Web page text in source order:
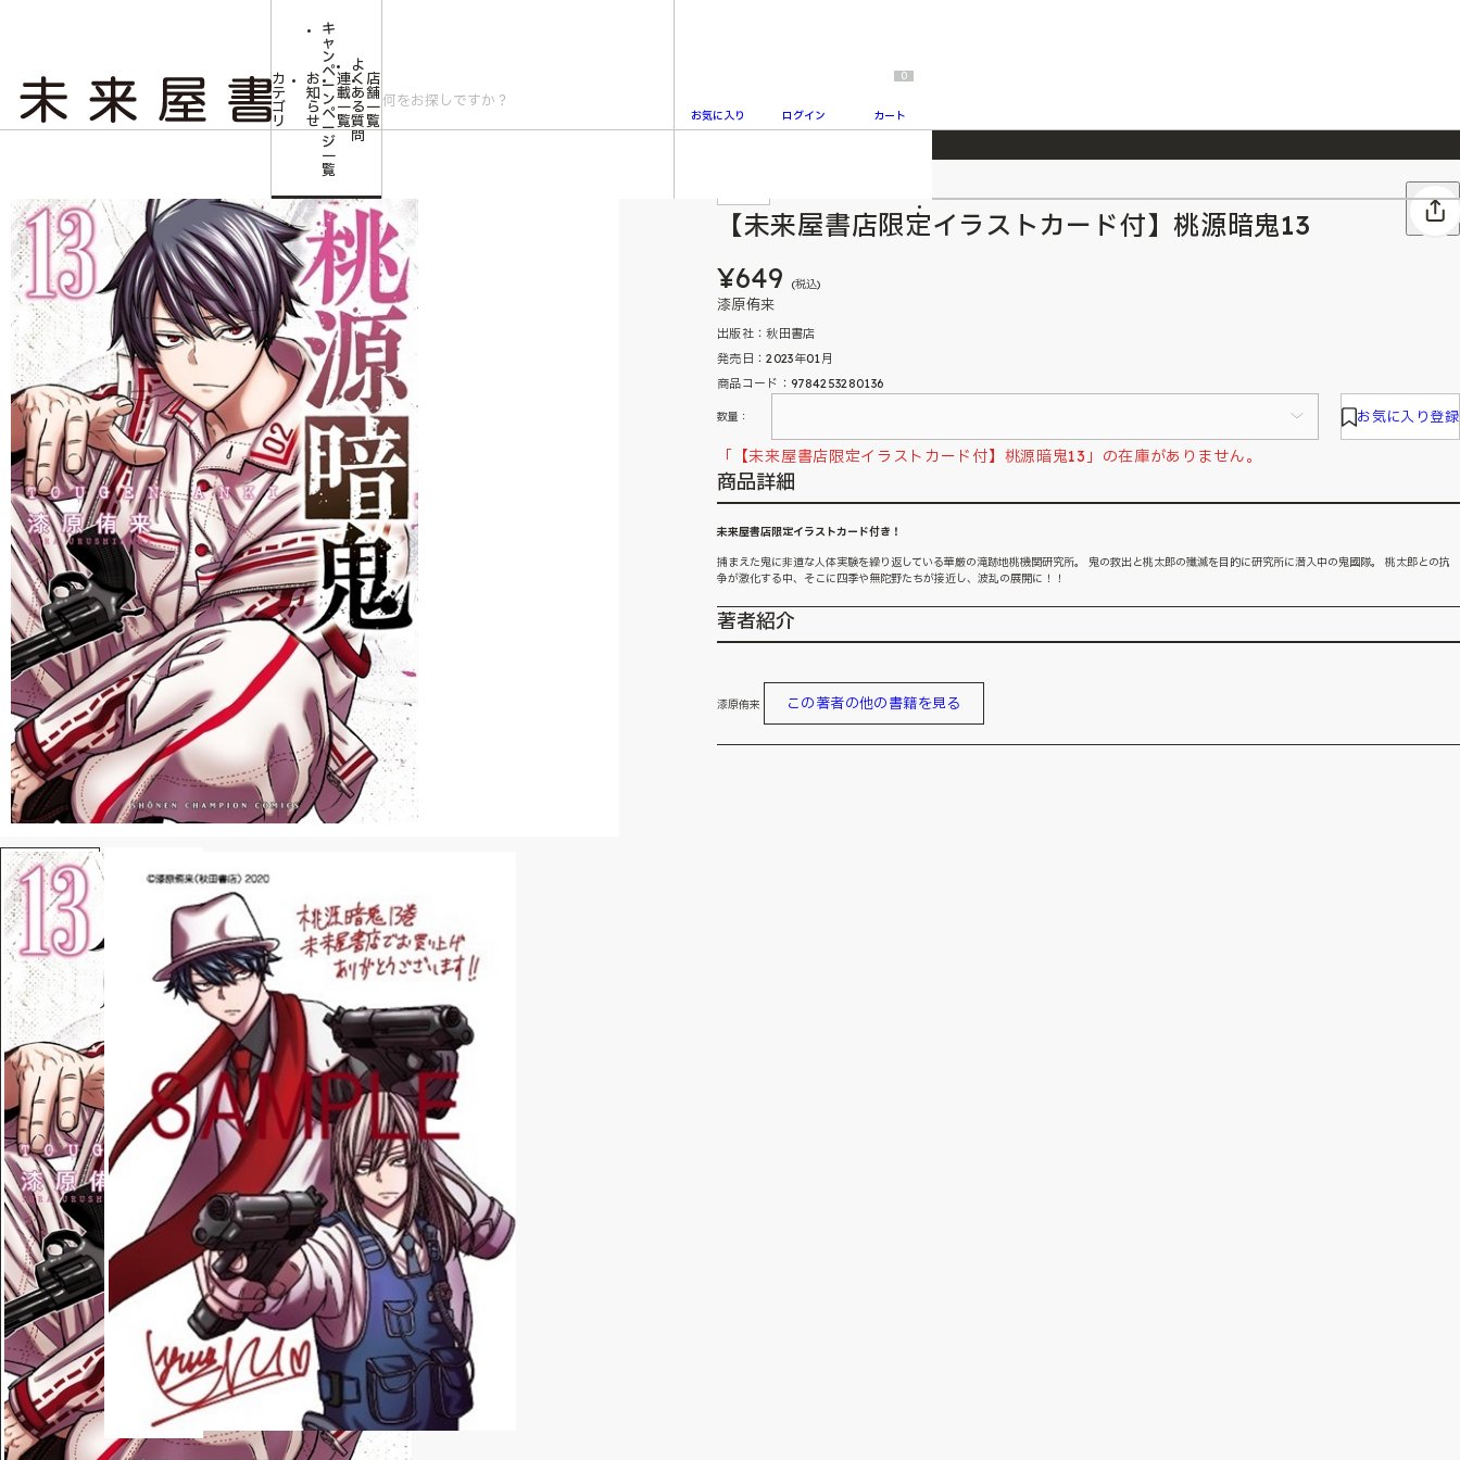
2026/7/23 『ONE PIECE magazine 021 ONE PIECEカード付き同梱版』発売延期のご案内
カ
テ
ゴ
リ
お
知
ら
せ
キ
ャ
ン
ペ
ー
ン
ペ
ー
ジ
一
覧
連
載
一
覧
よ
く
あ
る
質
問
店
舗
一
覧
お気に入り ログイン
0
カート
【未来屋書店限定イラストカード付】桃源暗鬼13
【未来屋書店限定イラストカード付】桃源暗鬼13
¥649 (税込)
漆原侑来
出版社：秋田書店
発売日：2023年01月
商品コード：9784253280136
数量： お気に入り登録
「【未来屋書店限定イラストカード付】桃源暗鬼13」の在庫がありません。
商品詳細
未来屋書店限定イラストカード付き！
捕まえた鬼に非道な人体実験を繰り返している華厳の滝跡地桃機関研究所。 鬼の救出と桃太郎の殲滅を目的に研究所に潜入中の鬼國隊。 桃太郎との抗
争が激化する中、そこに四季や無陀野たちが接近し、波乱の展開に！！
著者紹介
漆原侑来 この著者の他の書籍を見る